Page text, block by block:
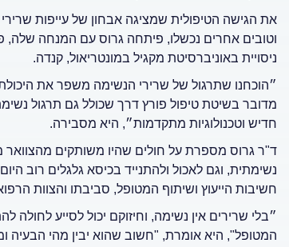
ניסויית באוניברסיטת מקגיל במונטריאול, קנדה.
״הוכחנו שתרגול של שרירי הנשימה משפר את
מדובר בשיטת טיפול פורץ דרך שכולל גם תרגול
חדיש וטכנולוגיות מתקדמות״, היא מסבירה.
ד"ר גרוס מספרת על חולים שהיו משותקים מהצוואר
נשימתית, וגם לאכול ולהתנייד בכיסא גלגלים רוב
חשיבות הייעוץ ושיתוף המטופל, סביבתו והצוות
״בלי שרירים אין נשימה, וחיזוקם יכול לסייע
המטופל", היא אומרת, "חשוב שהוא יבין מהי הבעיה